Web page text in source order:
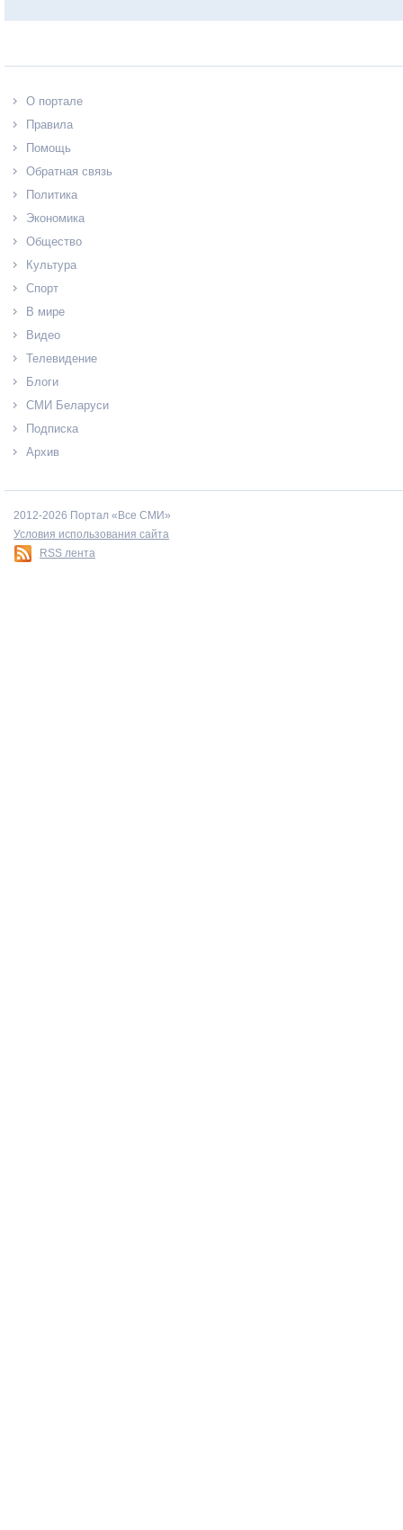
О портале
Правила
Помощь
Обратная связь
Политика
Экономика
Общество
Культура
Спорт
В мире
Видео
Телевидение
Блоги
СМИ Беларуси
Подписка
Архив
2012-2026 Портал «Все СМИ»
Условия использования сайта
RSS лента